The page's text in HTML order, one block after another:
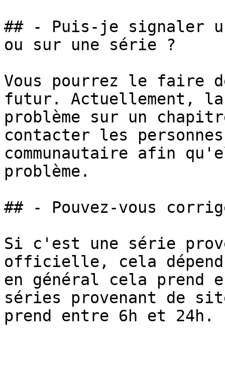
## - Puis-je signaler
ou sur une série ?
Vous pourrez le faire
futur. Actuellement,
problème sur un
contacter les
communautaire afin
problème.
## - Pouvez-vous
Si c'est une série
officielle, cela
en général cela prend
séries provenant de